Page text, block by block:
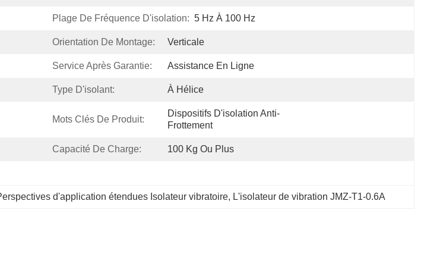
Plage De Fréquence D'isolation: 5 Hz À 100 Hz
Orientation De Montage: Verticale
Service Après Garantie: Assistance En Ligne
Type D'isolant: À Hélice
Mots Clés De Produit:
Dispositifs D'isolation Anti-
Frottement
Capacité De Charge: 100 Kg Ou Plus
d'application étendues Isolateur vibratoire, L'isolateur de vibration JMZ-T1-0.6A